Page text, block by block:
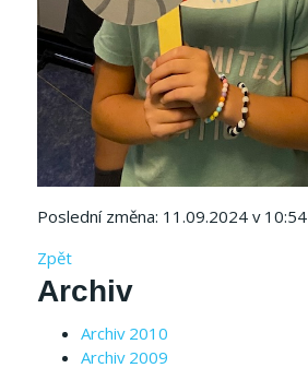
Poslední změna: 11.09.2024 v 10:54
Zpět
Archiv
Archiv 2010
Archiv 2009